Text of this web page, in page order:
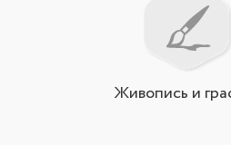
Живопись и